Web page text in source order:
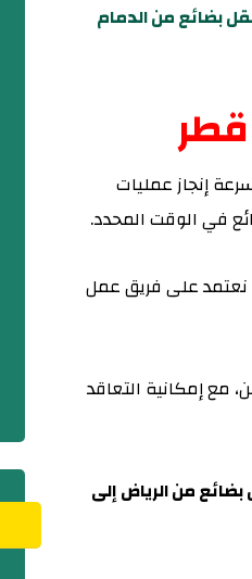
بضائع من الدمام
إنجاز عمليات
في الوقت المحدد.
نعتمد على فريق عمل
مع إمكانية التعاقد
من الرياض إلى